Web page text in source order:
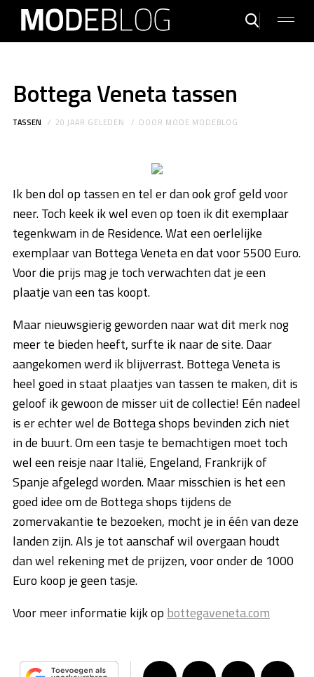
Bottega Veneta tassen
TASSEN 20 JAAR GELEDEN DOOR MODE MODEBLOG
Ik ben dol op tassen en tel er dan ook grof geld voor
neer. Toch keek ik wel even op toen ik dit exemplaar
tegenkwam in de Residence. Wat een oerlelijke
exemplaar van Bottega Veneta en dat voor 5500 Euro.
Voor die prijs mag je toch verwachten dat je een
plaatje van een tas koopt.
Maar nieuwsgierig geworden naar wat dit merk nog
meer te bieden heeft, surfte ik naar de site. Daar
aangekomen werd ik blijverrast. Bottega Veneta is
heel goed in staat plaatjes van tassen te maken, dit is
geloof ik gewoon de misser uit de collectie! Eén nadeel
is er echter wel de Bottega shops bevinden zich niet
in de buurt. Om een tasje te bemachtigen moet toch
wel een reisje naar Italië, Engeland, Frankrijk of
Spanje afgelegd worden. Maar misschien is het een
goed idee om de Bottega shops tijdens de
zomervakantie te bezoeken, mocht je in één van deze
landen zijn. Als je tot aanschaf wil overgaan houdt
dan wel rekening met de prijzen, voor onder de 1000
Euro koop je geen tasje.
Voor meer informatie kijk op bottegaveneta.com